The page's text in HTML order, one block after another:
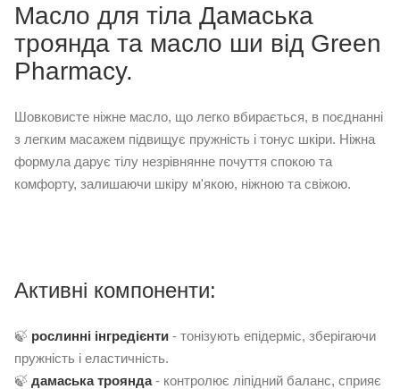
Масло для тіла Дамаська
троянда та масло ши від Green
Pharmacy.
Шовковисте ніжне масло, що легко вбирається, в поєднанні
з легким масажем підвищує пружність і тонус шкіри. Ніжна
формула дарує тілу незрівнянне почуття спокою та
комфорту, залишаючи шкіру м'якою, ніжною та свіжою.
Активні компоненти:
🍃 рослинні інгредієнти - тонізують епідерміс, зберігаючи
пружність і еластичність.
🍃 дамаська троянда- контролює ліпідний баланс, сприяє